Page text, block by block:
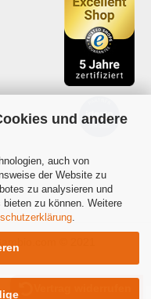
und andere
auch von
der Website zu
zu analysieren und
zu können. Weitere
© 2021